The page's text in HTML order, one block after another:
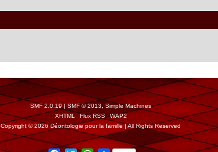
SMF 2.0.19 | SMF © 2013
Simple Machines
XHTML
Flux RSS
WAP2
Copyright © 2026 Déontologie pour la famille | All Rights Reserved